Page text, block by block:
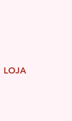
LOJA